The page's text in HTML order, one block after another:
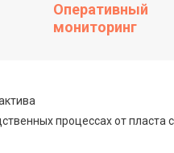
Оперативный
мониторинг
процессах от пласта